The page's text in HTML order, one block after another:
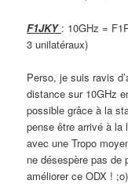
F1JKY : 10GHz =
3 unilatéraux)
Perso, je suis ravis
distance sur 10GHz
possible grâce à la
pense être arrivé à la
avec une Tropo
ne désespère pas de
améliorer ce ODX ! ;o)